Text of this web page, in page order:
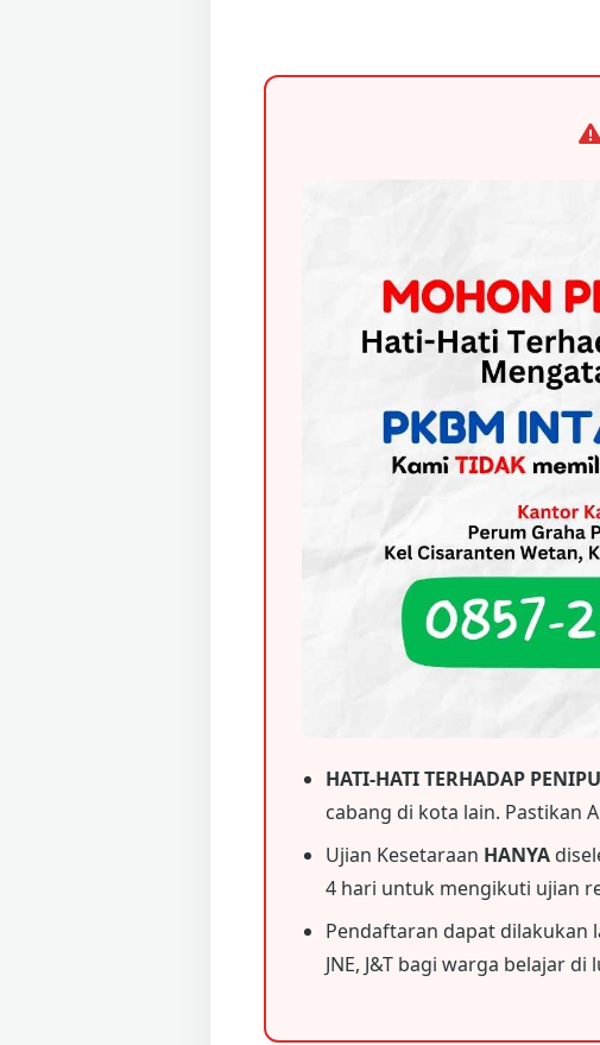
HATI-HATI TERHADAP
cabang di kota lain. Pastikan
Ujian Kesetaraan HANYA
4 hari untuk mengikuti ujian
Pendaftaran dapat dilakukan
JNE, J&T bagi warga belajar di